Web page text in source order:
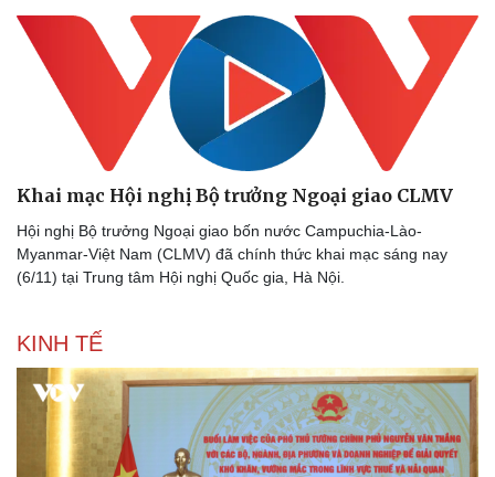
eSports
Hậu trường
Khai mạc Hội nghị Bộ trưởng Ngoại giao CLMV
Hội nghị Bộ trưởng Ngoại giao bốn nước Campuchia-Lào-
Myanmar-Việt Nam (CLMV) đã chính thức khai mạc sáng nay
(6/11) tại Trung tâm Hội nghị Quốc gia, Hà Nội.
KINH TẾ